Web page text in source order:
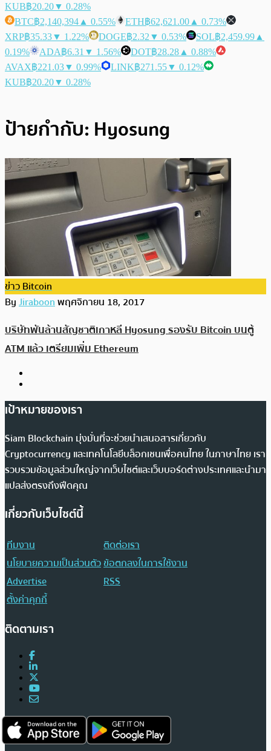
KUB฿20.20▼ 0.28%
BTC฿2,140,394 ▲ 0.55% ETH฿62,621.00 ▲ 0.73%
XRP฿35.33▼ 1.22% DOGE฿2.32 ▼ 0.53% SOL฿2,459.99 ▲
0.19%
ADA฿6.31 ▼ 1.56% DOT฿28.28 ▲ 0.88%
AVAX฿221.03▼ 0.99% LINK฿271.55▼ 0.12%
KUB฿20.20▼ 0.28%
ป้ายกำกับ: Hyosung
ข่าว Bitcoin
ByJiraboonพฤศจิกายน 18, 2017
บริษัทพันล้านสัญชาติเกาหลี Hyosung รองรับ Bitcoin บนตู้
ATM แล้ว เตรียมเพิ่ม Ethereum
เป้าหมายของเรา
Siam Blockchain มุ่งมั่นที่จะช่วยนำเสนอสารเกี่ยวกับ
Cryptocurrency และเทคโนโลยีบล็อกเชนเพื่อคนไทย ในภาษาไทย เรา
รวบรวมข้อมูลส่วนใหญ่จากเว็บไซต์และเว็บบอร์ดต่างประเทศและนำมา
แปลส่งตรงถึงฟีดคุณ
เกี่ยวกับเว็บไซต์นี้
ทีมงาน
ติดต่อเรา
นโยบายความเป็นส่วนตัวข้อตกลงในการใช้งาน
Advertise
RSS
ตั้งค่าคุกกี้
ติดตามเรา